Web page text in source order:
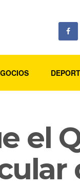
el